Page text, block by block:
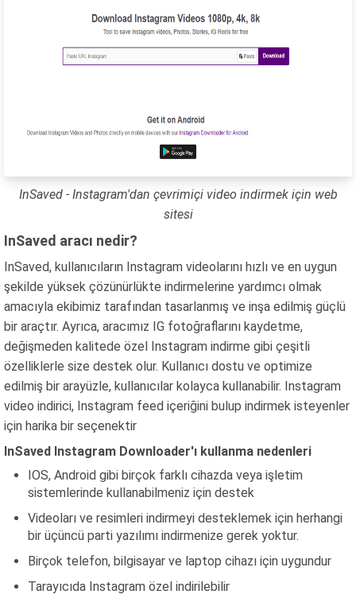
InSaved - Instagram'dan çevrimiçi video indirmek için web
sitesi
InSaved aracı nedir?
InSaved, kullanıcıların Instagram videolarını hızlı ve en uygun
şekilde yüksek çözünürlükte indirmelerine yardımcı olmak
amacıyla ekibimiz tarafından tasarlanmış ve inşa edilmiş güçlü
bir araçtır. Ayrıca, aracımız IG fotoğraflarını kaydetme,
değişmeden kalitede özel Instagram indirme gibi çeşitli
özelliklerle size destek olur. Kullanıcı dostu ve optimize
edilmiş bir arayüzle, kullanıcılar kolayca kullanabilir. Instagram
video indirici, Instagram feed içeriğini bulup indirmek isteyenler
için harika bir seçenektir
InSaved Instagram Downloader'ı kullanma nedenleri
IOS, Android gibi birçok farklı cihazda veya işletim
sistemlerinde kullanabilmeniz için destek
Videoları ve resimleri indirmeyi desteklemek için herhangi
bir üçüncü parti yazılımı indirmenize gerek yoktur.
Birçok telefon, bilgisayar ve laptop cihazı için uygundur
Tarayıcıda Instagram özel indirilebilir